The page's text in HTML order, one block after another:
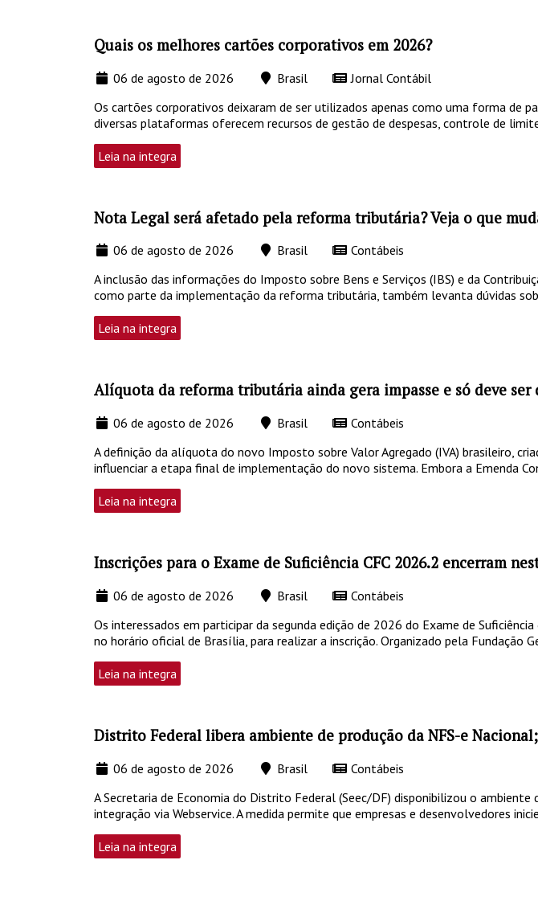
Quais os melhores cartões corporativos em 2026?
06 de agosto de 2026 Brasil
Jornal Contábil
Os cartões corporativos deixaram de ser utilizados apenas como uma forma de
diversas plataformas oferecem recursos de gestão de despesas, controle de
Leia na integra
Nota Legal será afetado pela reforma tributária? Veja o que
06 de agosto de 2026 Brasil
Contábeis
A inclusão das informações do Imposto sobre Bens e Serviços (IBS) e da
como parte da implementação da reforma tributária, também levanta dúvidas
Leia na integra
Alíquota da reforma tributária ainda gera impasse e só deve ser
06 de agosto de 2026 Brasil
Contábeis
A definição da alíquota do novo Imposto sobre Valor Agregado (IVA) brasileiro,
influenciar a etapa final de implementação do novo sistema. Embora a Emenda
Leia na integra
Inscrições para o Exame de Suficiência CFC 2026.2 encerram
06 de agosto de 2026 Brasil
Contábeis
Os interessados em participar da segunda edição de 2026 do Exame de
no horário oficial de Brasília, para realizar a inscrição. Organizado pela Fundação
Leia na integra
Distrito Federal libera ambiente de produção da NFS-e
06 de agosto de 2026 Brasil
Contábeis
A Secretaria de Economia do Distrito Federal (Seec/DF) disponibilizou o
integração via Webservice. A medida permite que empresas e desenvolvedores
Leia na integra